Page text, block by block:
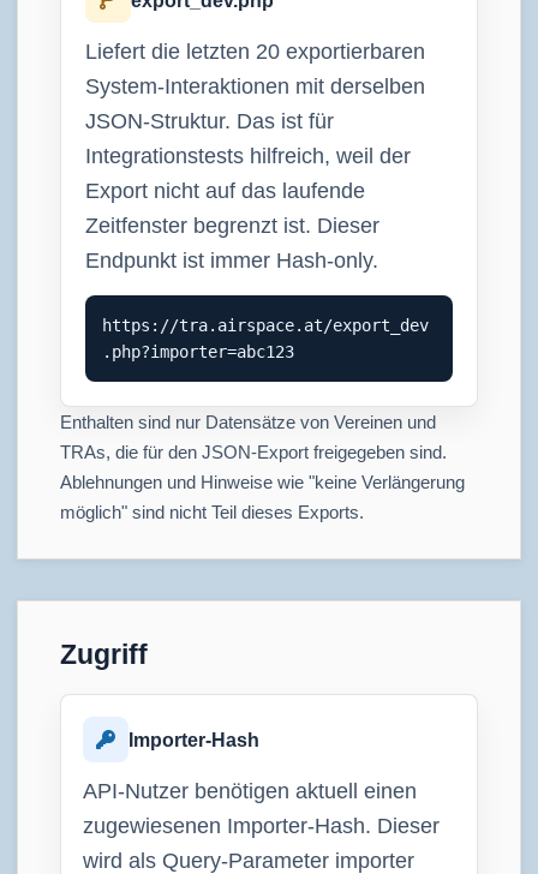
Liefert die letzten 20 exportierbaren
System-Interaktionen mit derselben
JSON-Struktur. Das ist für
Integrationstests hilfreich, weil der
Export nicht auf das laufende
Zeitfenster begrenzt ist. Dieser
Endpunkt ist immer Hash-only.
https://tra.airspace.at/export_dev
.php?importer=abc123
Enthalten sind nur Datensätze von Vereinen und
TRAs, die für den JSON-Export freigegeben sind.
Ablehnungen und Hinweise wie "keine Verlängerung
möglich" sind nicht Teil dieses Exports.
Zugriff
Importer-Hash
API-Nutzer benötigen aktuell einen
zugewiesenen Importer-Hash. Dieser
wird als Query-Parameter importer